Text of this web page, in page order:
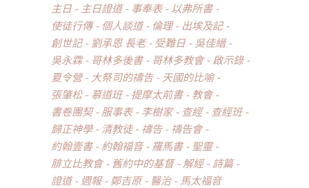
主日 主日證道 事奉表
以弗所書
使徒行傳
個人談道 倫理
出埃及記
創世記
劉承恩 長老 受難日
吳佳縉
吳永霖
哥林多後書 哥林多教會
啟示錄
夏令營
大祭司的禱告
天國的比喻
張肇松
慕道班 提摩太前書
教會
書卷團契
服事表 李樹家 查經
查經班
歸正神學
清教徒 禱告
禱告會
約翰壹書
約翰福音 羅馬書
聖靈
腓立比教會
舊約中的基督 解經
詩篇
證道
週報 鄭吉原 醫治 馬太福音